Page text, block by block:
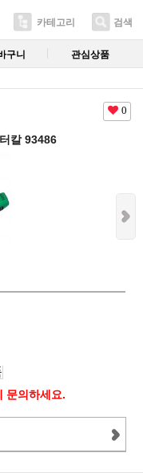
카테고리 검색
구니 관심상품
0
칼 93486
문의하세요.